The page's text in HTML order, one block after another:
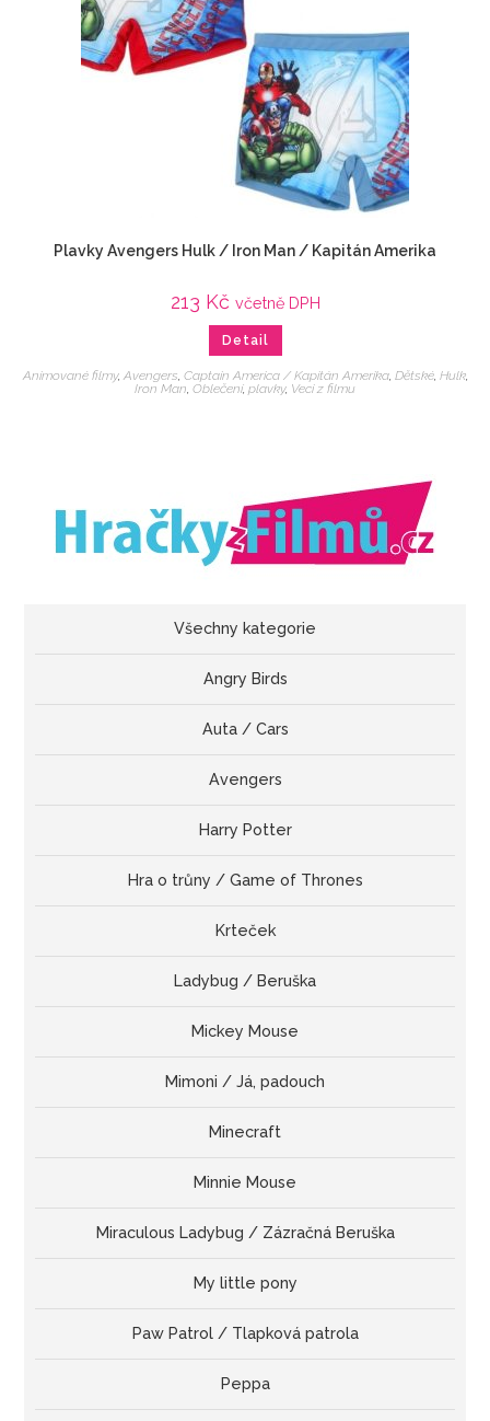
Plavky Avengers Hulk / Iron Man / Kapitán Amerika
213 Kč včetně DPH
Detail
Animované filmy, Avengers, Captain America / Kapitán Amerika, Dětské, Hulk,
Iron Man, Oblečení, plavky, Veci z filmu
Všechny kategorie
Angry Birds
Auta / Cars
Avengers
Harry Potter
Hra o trůny / Game of Thrones
Krteček
Ladybug / Beruška
Mickey Mouse
Mimoni / Já, padouch
Minecraft
Minnie Mouse
Miraculous Ladybug / Zázračná Beruška
My little pony
Paw Patrol / Tlapková patrola
Peppa